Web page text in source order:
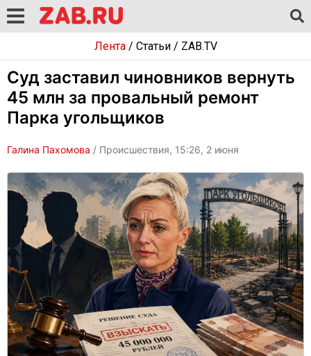
Лента/ Статьи/ ZAB.TV
Суд заставил чиновников вернуть
45 млн за провальный ремонт
Парка угольщиков
Галина Пахомова / Происшествия, 15:26, 2 июня